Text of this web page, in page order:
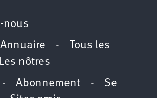
nous
Annuaire -
Tous les
Les nôtres
Abonnement - Se